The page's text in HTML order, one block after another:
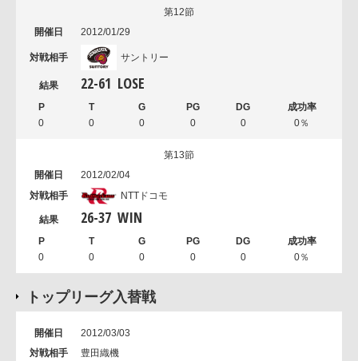
第12節
2012/01/29
サントリー
22-61 LOSE
0 0 0 0 0 0％
第13節
2012/02/04
NTTドコモ
26-37 WIN
0 0 0 0 0 0％
トップリーグ入替戦
2012/03/03
豊田織機